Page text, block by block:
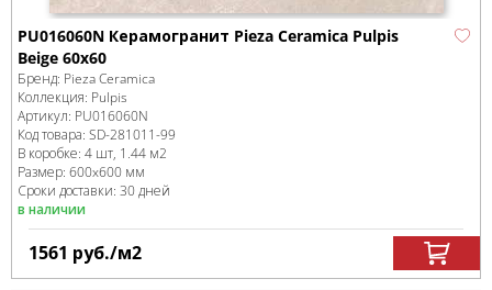
PU016060N Керамогранит Pieza Ceramica Pulpis
Beige 60х60
Бренд: Pieza Ceramica
Коллекция: Pulpis
Артикул: PU016060N
Код товара: SD-281011-99
В коробке: 4 шт, 1.44 м2
Размер: 600x600 мм
Сроки доставки: 30 дней
в наличии
1561 руб./м2